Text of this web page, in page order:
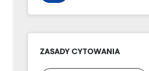
ZASADY CYTOWANIA